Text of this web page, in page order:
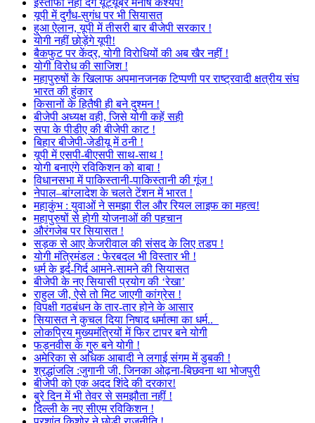
इस्तीफा नही देंगे यूट्यूबर मनीष कश्यप!
यूपी में दुर्गंध-सुगंध पर भी सियासत
हुआ ऐलान, यूपी में तीसरी बार बीजेपी सरकार !
योगी नहीं छोड़ेंगे यूपी!
बैकफुट पर केंद्र, योगी विरोधियों की अब खैर नहीं !
योगी विरोध की साजिश !
महापुरुषों के खिलाफ अपमानजनक टिप्पणी पर राष्ट्रवादी क्षत्रीय संघ
भारत की हुंकार
किसानों के हितैषी ही बने दुश्मन !
बीजेपी अध्यक्ष वही, जिसे योगी कहें सही
सपा के पीडीए की बीजेपी काट !
बिहार बीजेपी-जेडीयू में ठनी !
यूपी में एसपी-बीएसपी साथ-साथ !
योगी बनाएंगे रविकिशन को बाबा !
विधानसभा में पाकिस्तानी-पाकिस्तानी की गूंज !
नेपाल–बांग्लादेश के चलते टेंशन में भारत !
महाकुंभ : युवाओं ने समझा रील और रियल लाइफ का महत्व!
महापुरुषों से होगी योजनाओं की पहचान
औरंगजेब पर सियासत !
सड़क से आए केजरीवाल की संसद के लिए तडप !
योगी मंत्रिमंडल : फेरबदल भी विस्तार भी !
धर्म के इर्द-गिर्द आमने-सामने की सियासत
बीजेपी के नए सियासी प्रयोग की ‘रेखा’
राहुल जी, ऐसे तो मिट जाएगी कांग्रेस !
विपक्षी गठबंधन के तार-तार होने के आसार
सियासत ने कुचल दिया निषाद धर्मात्मा का धर्म..
लोकप्रिय मुख्यमंत्रियों में फिर टापर बने योगी
फड़नवीस के गुरु बने योगी !
अमेरिका से अधिक आबादी ने लगाई संगम में डुबकी !
श्रद्धांजलि :जुगानी जी, जिनका ओढ़ना-बिछवना था भोजपुरी
बीजेपी को एक अदद शिंदे की दरकार!
बुरे दिन में भी तेवर से समझौता नहीं !
दिल्ली के नए सीएम रविकिशन !